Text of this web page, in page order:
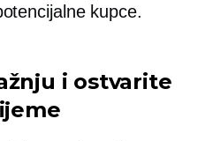
kupce.
i ostvarite